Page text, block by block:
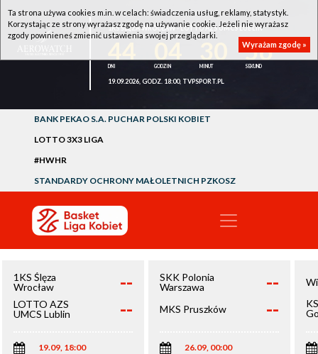
1KS ŚLĘZA WROCŁAW - LOTTO AZS UMCS LUBLIN
56
19.09.2026, GODZ. 18:00, TVPSPORT.PL
BANK PEKAO S.A. PUCHAR POLSKI KOBIET
LOTTO 3X3 LIGA
#HWHR
STANDARDY OCHRONY MAŁOLETNICH PZKOSZ
1KS Ślęza
Wrocław
--
LOTTO AZS
UMCS Lublin
--
19.09, 18:00
SKK Polonia
Warszawa
--
MKS Pruszków --
26.09, 00:00
Ta strona używa cookies m.in. w celach: świadczenia usług, reklamy, statystyk.
Korzystając ze strony wyrażasz zgodę na używanie cookie. Jeżeli nie wyrażasz
zgody powinieneś zmienić ustawienia swojej przeglądarki.
Wyrażam zgodę »